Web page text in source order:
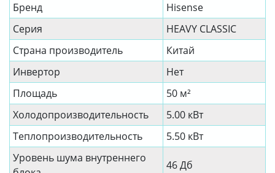
Бренд
Hisense
Серия
HEAVY CLASSIC
Страна производитель
Китай
Инвертор
Нет
Площадь
50 м²
Холодопроизводительность
5.00 кВт
Теплопроизводительность
5.50 кВт
Уровень шума внутреннего
46 Дб